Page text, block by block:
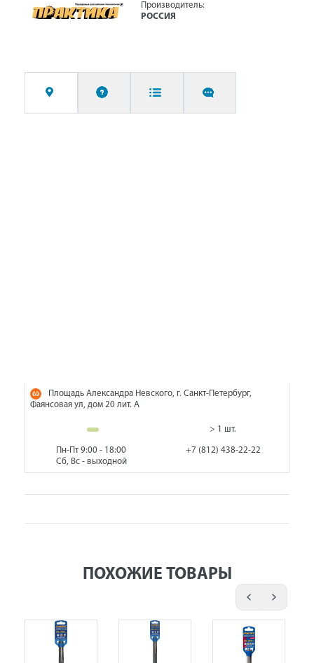
Производитель:
РОССИЯ
Площадь Александра Невского, г. Санкт-Петербург,
Фаянсовая ул, дом 20 лит. А
> 1 шт.
Пн-Пт 9:00 - 18:00
Сб, Вс - выходной
+7 (812) 438-22-22
ПОХОЖИЕ ТОВАРЫ